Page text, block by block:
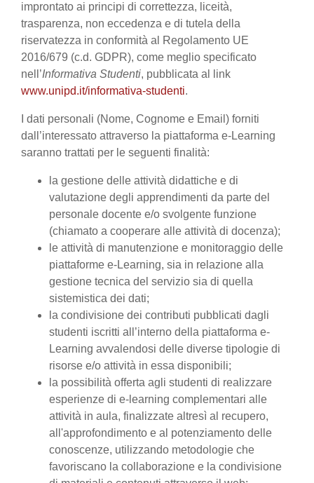
improntato ai principi di correttezza, liceità,
trasparenza, non eccedenza e di tutela della
riservatezza in conformità al Regolamento UE
2016/679 (c.d. GDPR), come meglio specificato
nell’Informativa Studenti, pubblicata al link
www.unipd.it/informativa-studenti.
I dati personali (Nome, Cognome e Email) forniti
dall’interessato attraverso la piattaforma e-Learning
saranno trattati per le seguenti finalità:
la gestione delle attività didattiche e di
valutazione degli apprendimenti da parte del
personale docente e/o svolgente funzione
(chiamato a cooperare alle attività di docenza);
le attività di manutenzione e monitoraggio delle
piattaforme e-Learning, sia in relazione alla
gestione tecnica del servizio sia di quella
sistemistica dei dati;
la condivisione dei contributi pubblicati dagli
studenti iscritti all’interno della piattaforma e-
Learning avvalendosi delle diverse tipologie di
risorse e/o attività in essa disponibili;
la possibilità offerta agli studenti di realizzare
esperienze di e-learning complementari alle
attività in aula, finalizzate altresì al recupero,
all'approfondimento e al potenziamento delle
conoscenze, utilizzando metodologie che
favoriscano la collaborazione e la condivisione